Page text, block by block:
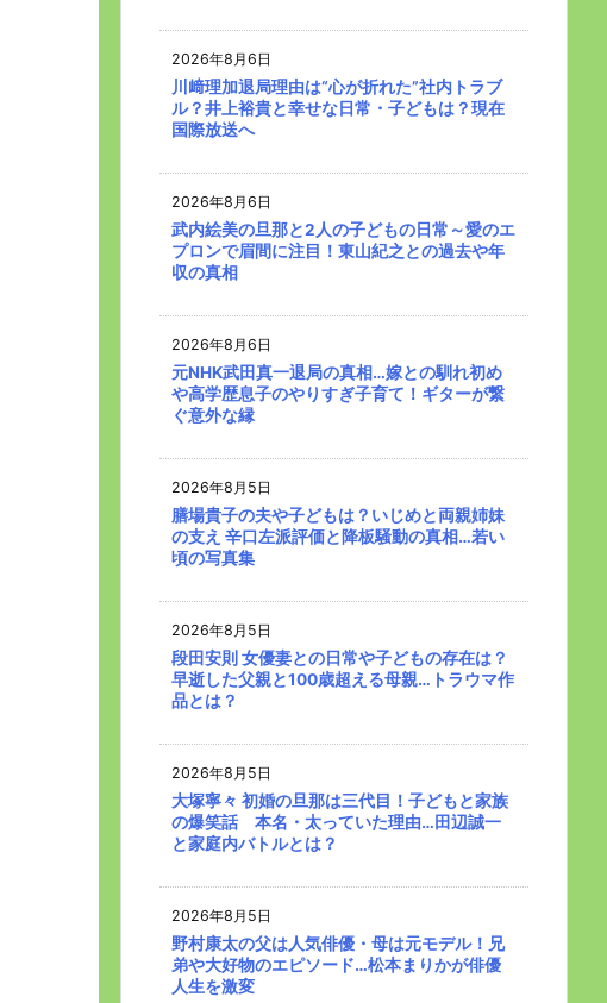
2026年8月6日
川﨑理加退局理由は“心が折れた”社内トラブ
ル？井上裕貴と幸せな日常・子どもは？現在
国際放送へ
2026年8月6日
武内絵美の旦那と2人の子どもの日常～愛のエ
プロンで眉間に注目！東山紀之との過去や年
収の真相
2026年8月6日
元NHK武田真一退局の真相…嫁との馴れ初め
や高学歴息子のやりすぎ子育て！ギターが繋
ぐ意外な縁
2026年8月5日
膳場貴子の夫や子どもは？いじめと両親姉妹
の支え 辛口左派評価と降板騒動の真相…若い
頃の写真集
2026年8月5日
段田安則 女優妻との日常や子どもの存在は？
早逝した父親と100歳超える母親…トラウマ作
品とは？
2026年8月5日
大塚寧々 初婚の旦那は三代目！子どもと家族
の爆笑話 本名・太っていた理由…田辺誠一
と家庭内バトルとは？
2026年8月5日
野村康太の父は人気俳優・母は元モデル！兄
弟や大好物のエピソード…松本まりかが俳優
人生を激変